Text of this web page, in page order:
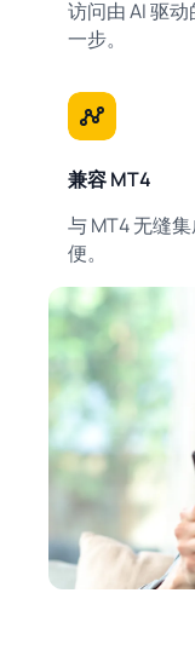
访问由 AI 驱
一步。
兼容 MT4
与 MT4 无缝
便。